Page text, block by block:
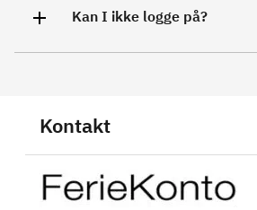
Kan I ikke logge på?
Kontakt